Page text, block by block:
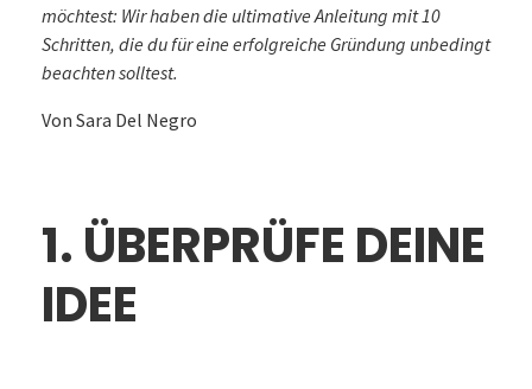
möchtest: Wir haben die ultimative Anleitung mit 10
Schritten, die du für eine erfolgreiche Gründung unbedingt
beachten solltest.
Von Sara Del Negro
1. ÜBERPRÜFE DEINE
IDEE